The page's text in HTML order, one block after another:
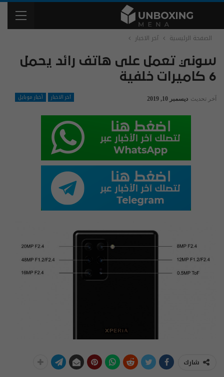
الصفحة الرئيسية آخر الاخبار
سوني تعمل على هاتف رائد يحمل
6 كاميرات خلفية
آخر الاخبار أخبار موبايل آخر تحديث ديسمبر 10, 2019
شارك